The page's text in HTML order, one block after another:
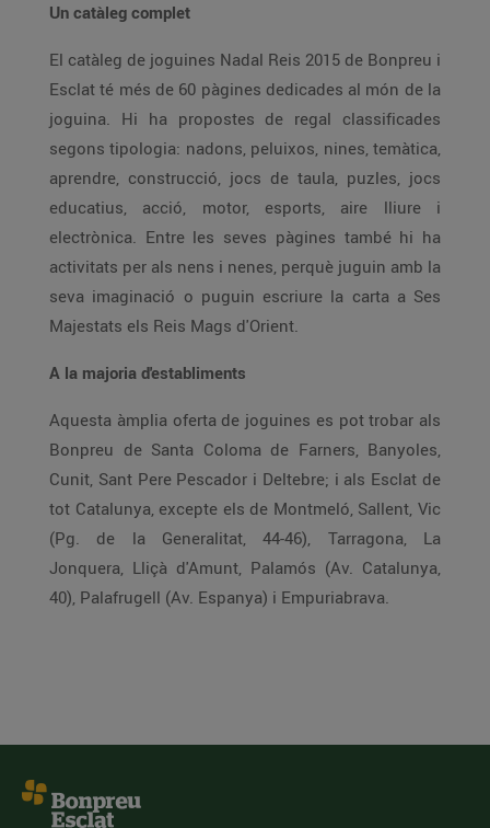
Un catàleg complet
El catàleg de joguines Nadal Reis 2015 de Bonpreu i
Esclat té més de 60 pàgines dedicades al món de la
joguina. Hi ha propostes de regal classificades
segons tipologia: nadons, peluixos, nines, temàtica,
aprendre, construcció, jocs de taula, puzles, jocs
educatius, acció, motor, esports, aire lliure i
electrònica. Entre les seves pàgines també hi ha
activitats per als nens i nenes, perquè juguin amb la
seva imaginació o puguin escriure la carta a Ses
Majestats els Reis Mags d'Orient.
A la majoria d'establiments
Aquesta àmplia oferta de joguines es pot trobar als
Bonpreu de Santa Coloma de Farners, Banyoles,
Cunit, Sant Pere Pescador i Deltebre; i als Esclat de
tot Catalunya, excepte els de Montmeló, Sallent, Vic
(Pg. de la Generalitat, 44-46), Tarragona, La
Jonquera, Lliçà d'Amunt, Palamós (Av. Catalunya,
40), Palafrugell (Av. Espanya) i Empuriabrava.